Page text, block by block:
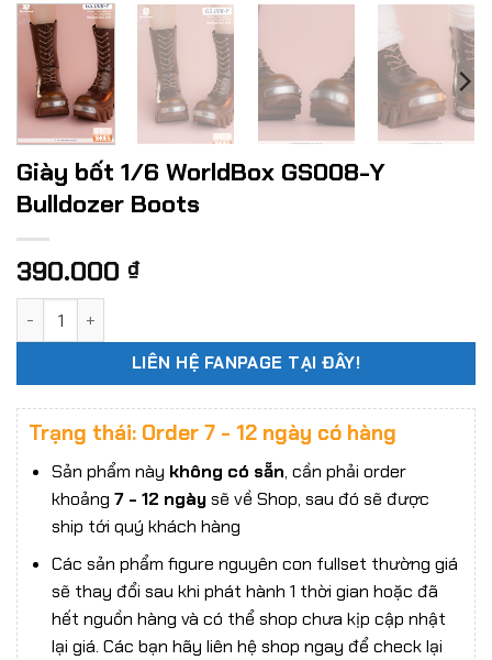
Giày bốt 1/6 WorldBox GS008-Y
Bulldozer Boots
390.000 ₫
LIÊN HỆ FANPAGE TẠI ĐÂY!
Trạng thái: Order 7 - 12 ngày có hàng
Sản phẩm này không có sẵn, cần phải order
khoảng 7 - 12 ngàysẽ về Shop, sau đó sẽ được
ship tới quý khách hàng
Các sản phẩm figure nguyên con fullset thường giá
sẽ thay đổi sau khi phát hành 1 thời gian hoặc đã
hết nguồn hàng và có thể shop chưa kịp cập nhật
lại giá. Các bạn hãy liên hệ shop ngay để check lại